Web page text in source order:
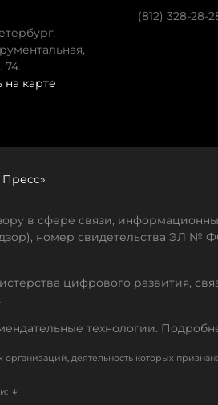
74.
на карте
(812) 328-28-
в сфере связи,
номер свидетельства ЭЛ №
цифрового развития,
технологии.
деятельность которых
↓